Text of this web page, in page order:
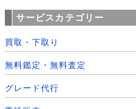
サービスカテゴリー
買取・下取り
無料鑑定・無料査定
グレード代行